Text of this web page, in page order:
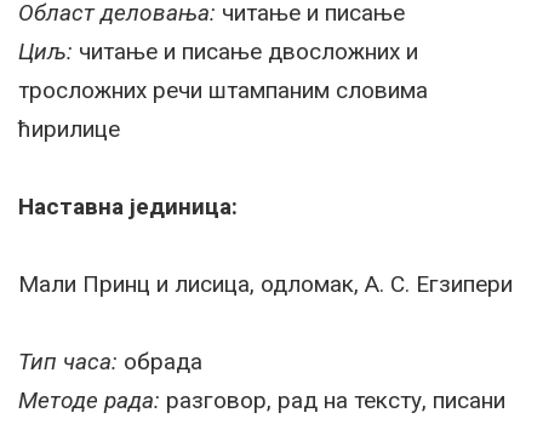
Област деловања: читање и писање
Циљ: читање и писање двосложних и
тросложних речи штампаним словима
ћирилице
Наставна јединица:
Мали Принц и лисица, одломак, А. С. Егзипери
Тип часа: обрада
Методе рада: разговор, рад на тексту, писани